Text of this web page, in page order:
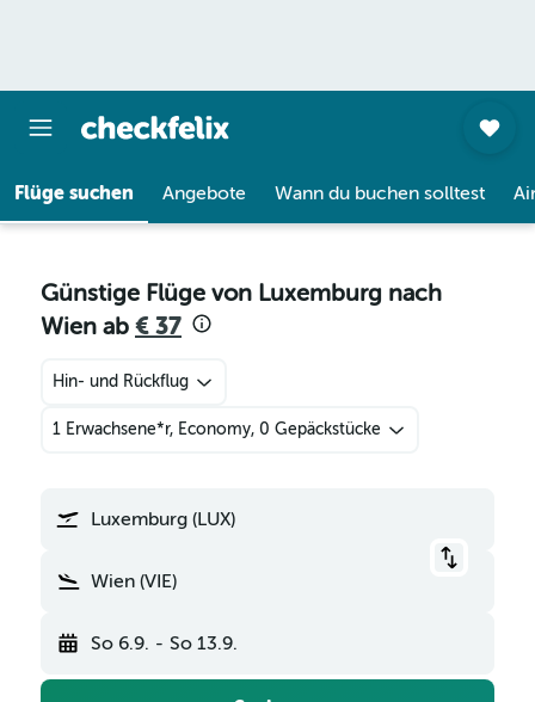
Flüge suchen Angebote Wann du buchen solltest
Günstige Flüge von Luxemburg nach
Wien ab € 37
Hin- und Rückflug
1 Erwachsene*r, Economy, 0 Gepäckstücke
Luxemburg (LUX)
Wien (VIE)
So 6.9. - So 13.9.